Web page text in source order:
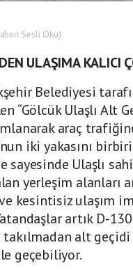
Sesli Oku)
ULAŞIMA KALICI
Belediyesi
“Gölcük Ulaşlı Alt
araç
iki yakasını
sayesinde Ulaşlı
yerleşim alanları
kesintisiz ulaşım
artık D-
alt
geçebiliyor.